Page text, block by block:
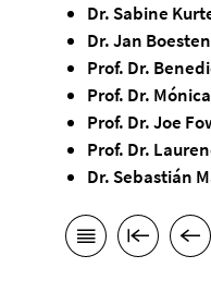
Dr. Sabine
Dr. Jan Boesten
Prof. Dr.
Prof. Dr.
Prof. Dr. Joe
Prof. Dr.
Dr. Sebastián